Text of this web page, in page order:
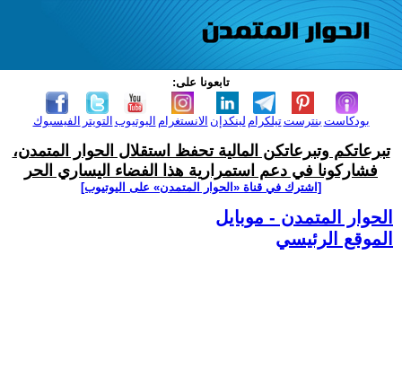
تابعونا على:
الفيسبوك التويتر اليوتيوب الانستغرام لينكدإن تيلكرامبنترست بودكاست
تبرعاتكم وتبرعاتكن المالية تحفظ استقلال الحوار المتمدن،
فشاركونا في دعم استمرارية هذا الفضاء اليساري الحر
[اشترك في قناة ‫«الحوار المتمدن» على اليوتيوب]
الحوار المتمدن - موبايل
الموقع الرئيسي